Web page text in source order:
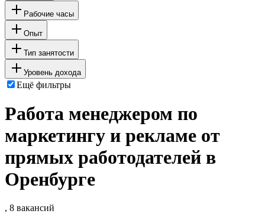
Рабочие часы
Опыт
Тип занятости
Уровень дохода
Ещё фильтры
Работа менеджером по
маркетингу и рекламе от
прямых работодателей в
Оренбурге
, 8 вакансий